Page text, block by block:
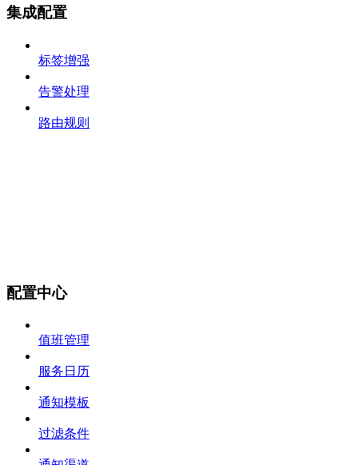
集成配置
标签增强
告警处理
路由规则
配置中心
值班管理
服务日历
通知模板
过滤条件